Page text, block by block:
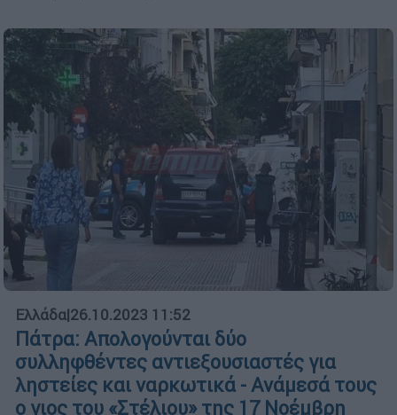
Ελλάδα|26.10.2023 11:52
Πάτρα: Απολογούνται δύο
συλληφθέντες αντιεξουσιαστές για
ληστείες και ναρκωτικά - Ανάμεσά τους
ο γιος του «Στέλιου» της 17 Νοέμβρη